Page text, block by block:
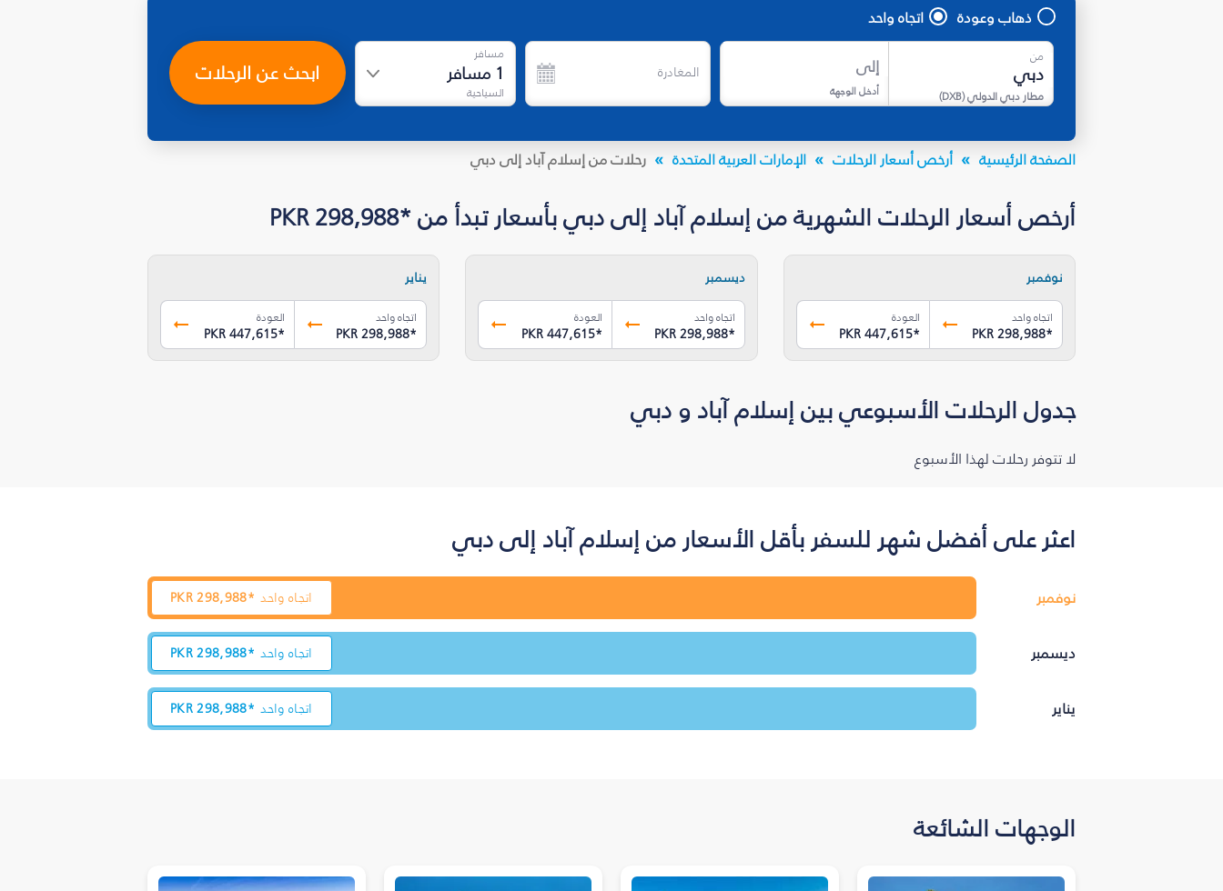
ذهاب وعودة اتجاه واحد
من
مطار دبي الدولي(
DXB
)
إلى
أدخل الوجهة
المغادرة
مسافر
1 مسافر
السياحية
ابحث عن الرحلات
الصفحة الرئيسية أرخص أسعار الرحلات الإمارات العربية المتحدة رحلات من إسلام آباد إلى دبي
أرخص أسعار الرحلات الشهرية من إسلام آباد إلى دبي بأسعار تبدأ من *PKR 298,988
نوفمبر
اتجاه واحد
PKR 298,988*
العودة
PKR 447,615*
ديسمبر
اتجاه واحد
PKR 298,988*
العودة
PKR 447,615*
يناير
اتجاه واحد
PKR 298,988*
العودة
PKR 447,615*
جدول الرحلات الأسبوعي بين إسلام آباد و دبي
لا تتوفر رحلات لهذا الأسبوع
اعثر على أفضل شهر للسفر بأقل الأسعار من إسلام آباد إلى دبي
نوفمبر اتجاه واحد PKR 298,988*
ديسمبر اتجاه واحد PKR 298,988*
يناير اتجاه واحد PKR 298,988*
الوجهات الشائعة